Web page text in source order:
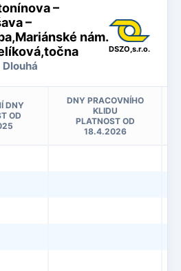
–
–
nám.
Dlouhá
DSZO,s.r.o.
DNY
OD
DNY PRACOVNÍHO
KLIDU
PLATNOST OD
18.4.2026